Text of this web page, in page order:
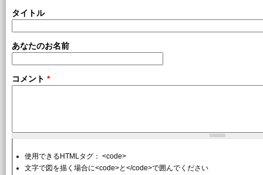
タイトル
あなたのお名前
コメント *
使用できるHTMLタグ： <code>
文字で図を描く場合に<code>と</code>で囲んでください